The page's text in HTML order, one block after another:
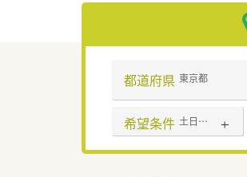
都道府県 東京都
希望条件 土日祝休み